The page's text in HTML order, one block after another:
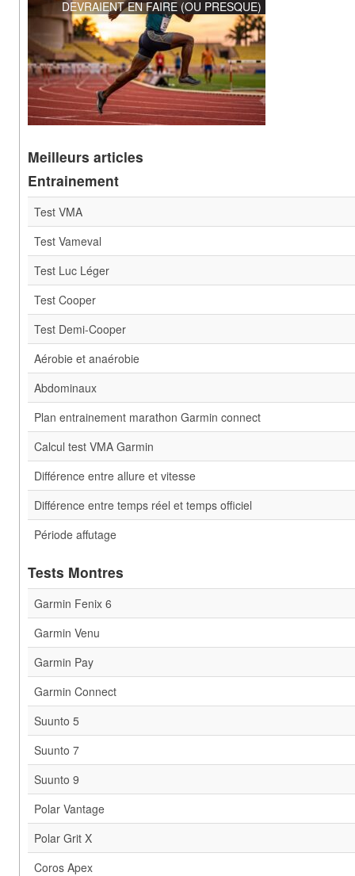
DEVRAIENT EN FAIRE (OU PRESQUE)
Meilleurs articles
Entrainement
Test VMA
Test Vameval
Test Luc Léger
Test Cooper
Test Demi-Cooper
Aérobie et anaérobie
Abdominaux
Plan entrainement marathon Garmin connect
Calcul test VMA Garmin
Différence entre allure et vitesse
Différence entre temps réel et temps officiel
Période affutage
Tests Montres
Garmin Fenix 6
Garmin Venu
Garmin Pay
Garmin Connect
Suunto 5
Suunto 7
Suunto 9
Polar Vantage
Polar Grit X
Coros Apex